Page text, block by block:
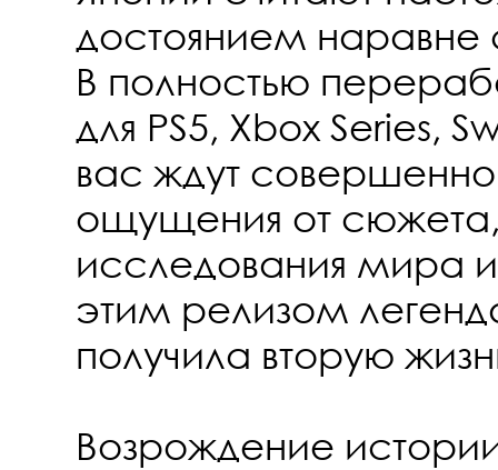
достоянием наравне
В полностью
для PS5, Xbox Series,
вас ждут
ощущения от
исследования мира
этим релизом
получила вторую
Возрождение